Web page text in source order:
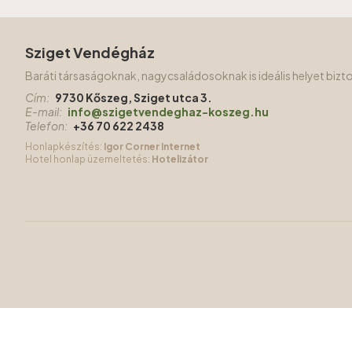
Sziget Vendégház
Baráti társaságoknak, nagycsaládosoknak is ideális helyet
Cím: 9730 Kőszeg, Sziget utca 3.
E-mail: info@szigetvendeghaz-koszeg.hu
Telefon: +36 70 622 2438
Honlapkészítés: Igor Corner Internet
Hotel honlap üzemeltetés: Hotelizátor